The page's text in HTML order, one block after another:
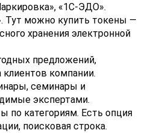
«1С-ЭДО».
Тут можно купить токены —
хранения электронной
предложений,
компании.
семинары и
экспертами.
по категориям. Есть опция
поисковая строка.